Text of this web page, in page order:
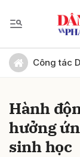
Công tác
Hành
hưởng
sinh học
Gửi bình luận